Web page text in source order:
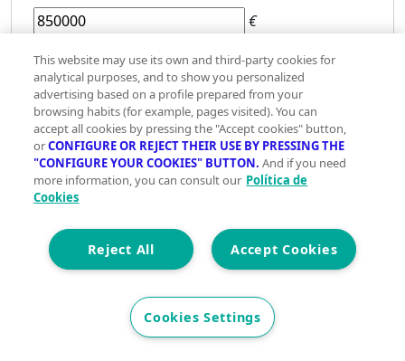
€
10.000€ 3.000.000€
Ahorro
€
This website may use its own and third-party cookies for
analytical purposes, and to show you personalized
advertising based on a profile prepared from your
browsing habits (for example, pages visited). You can
accept all cookies by pressing the "Accept cookies" button,
orCONFIGURE OR REJECT THEIR USE BY PRESSING THE
"CONFIGURE YOUR COOKIES" BUTTON. And if you need
more information, you can consult our Política de
Cookies
Accept Cookies
Reject All
Cookies Settings